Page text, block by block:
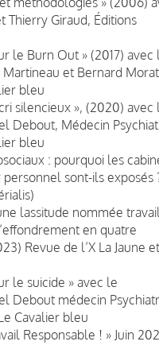
Thierry Giraud, Éditions
le Burn Out » (2017) avec
et Bernard
bleu
silencieux », (2020) avec
Debout, Médecin
bleu
: pourquoi les
personnel sont-ils exposés
lassitude nommée
en quatre
Revue de l’X La Jaune
le suicide » avec le
Debout médecin
Cavalier bleu
Responsable ! » Juin